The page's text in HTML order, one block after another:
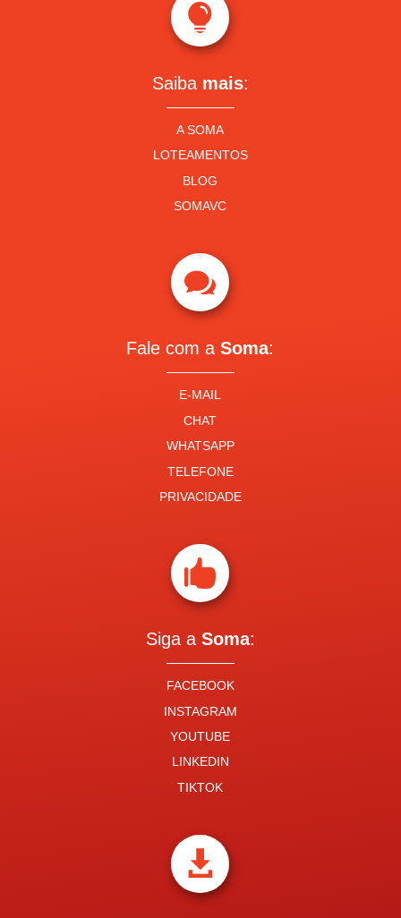

Saiba mais:
A SOMA
LOTEAMENTOS
BLOG
SOMAVC

Fale com aSoma:
E-MAIL
CHAT
WHATSAPP
TELEFONE
PRIVACIDADE

Siga a Soma:
FACEBOOK
INSTAGRAM
YOUTUBE
LINKEDIN
TIKTOK
